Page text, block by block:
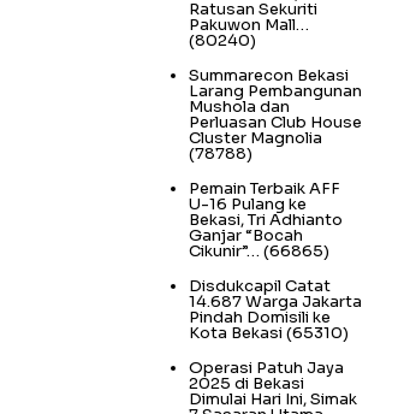
Ratusan Sekuriti
Pakuwon Mall…
(80240)
Summarecon Bekasi
Larang Pembangunan
Mushola dan
Perluasan Club House
Cluster Magnolia
(78788)
Pemain Terbaik AFF
U-16 Pulang ke
Bekasi, Tri Adhianto
Ganjar “Bocah
Cikunir”… (66865)
Disdukcapil Catat
14.687 Warga Jakarta
Pindah Domisili ke
Kota Bekasi (65310)
Operasi Patuh Jaya
2025 di Bekasi
Dimulai Hari Ini, Simak